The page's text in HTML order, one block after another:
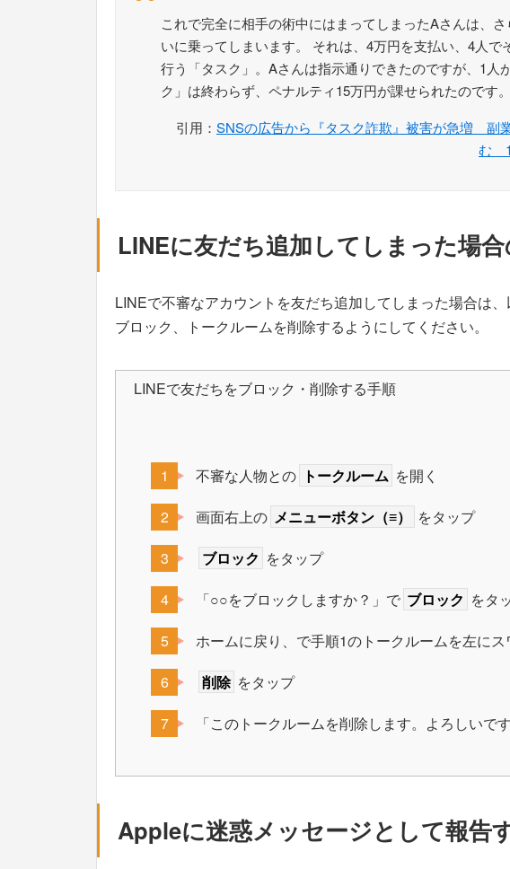
これで完全に相手の術中にはまってしまったAさんは、
いに乗ってしまいます。 それは、4万円を支払い、4人で
行う「タスク」。Aさんは指示通りできたのですが、1人
ク」は終わらず、ペナルティ15万円が課せられたのです。
引用： SNSの広告から『タスク詐欺』被害が急増 副
む
LINEに友だち追加してしまった場
LINEで不審なアカウントを友だち追加してしまった場合は
ブロック、トークルームを削除するようにしてください。
LINEで友だちをブロック・削除する手順
不審な人物との トークルーム を開く
画面右上の メニューボタン（≡）
をタップ
ブロック をタップ
「○○をブロックしますか？」で ブロック をタ
ホームに戻り、で手順1のトークルームを左にス
削除 をタップ
「このトークルームを削除します。よろしいで
Appleに迷惑メッセージとして報告